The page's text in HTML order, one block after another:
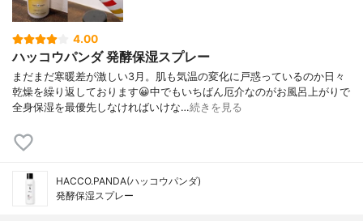
4.00
ハッコウパンダ 発酵保湿スプレー
まだまだ寒暖差が激しい3月。肌も気温の変化に戸惑っているのか日々
乾燥を繰り返しております😀中でもいちばん厄介なのがお風呂上がりで
全身保湿を最優先しなければいけな…続きを見る
HACCO.PANDA(ハッコウパンダ)
発酵保湿スプレー